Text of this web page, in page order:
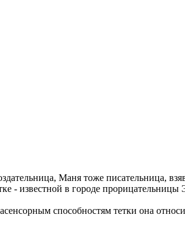
Маня тоже писательница,
- известной в городе
способностям тетки она